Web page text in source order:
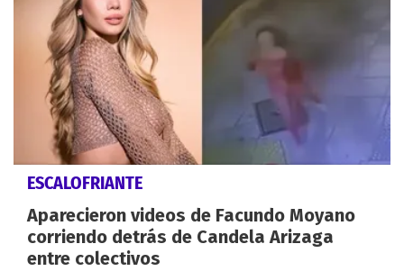
ESCALOFRIANTE
Aparecieron videos de Facundo Moyano
corriendo detrás de Candela Arizaga
entre colectivos